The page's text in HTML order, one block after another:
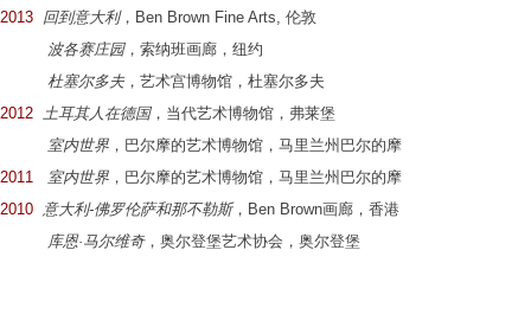
2013 回到意大利，Ben Brown Fine Arts, 伦敦
波各赛庄园，索纳班画廊，纽约
杜塞尔多夫 ，艺术宫博物馆，杜塞尔多夫
2012 土耳其人在德国，当代艺术博物馆，弗莱堡
室内世界 ，巴尔摩的艺术博物馆，马里兰州巴尔的摩
2011
室内世界 ，巴尔摩的艺术博物馆，马里兰州巴尔的摩
2010 意大利-佛罗伦萨和那不勒斯，Ben Brown画廊，香港
库恩·马尔维奇，奥尔登堡艺术协会，奥尔登堡